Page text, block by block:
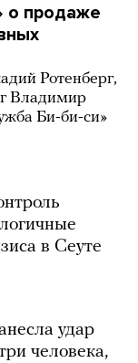
о продаже
Ротенберг,
Владимир
Би-би-си»
в Сеуте
удар
человека,